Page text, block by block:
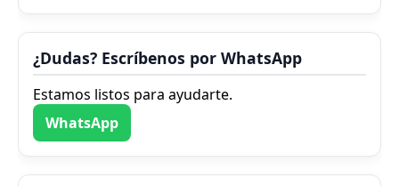
¿Dudas? Escríbenos por WhatsApp
Estamos listos para ayudarte.
WhatsApp